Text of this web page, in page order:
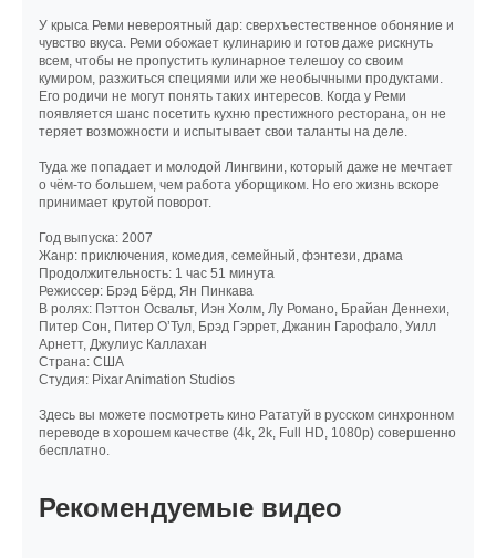
У крыса Реми невероятный дар: сверхъестественное обоняние и
чувство вкуса. Реми обожает кулинарию и готов даже рискнуть
всем, чтобы не пропустить кулинарное телешоу со своим
кумиром, разжиться специями или же необычными продуктами.
Его родичи не могут понять таких интересов. Когда у Реми
появляется шанс посетить кухню престижного ресторана, он не
теряет возможности и испытывает свои таланты на деле.
Туда же попадает и молодой Лингвини, который даже не мечтает
о чём-то большем, чем работа уборщиком. Но его жизнь вскоре
принимает крутой поворот.
Год выпуска: 2007
Жанр: приключения, комедия, семейный, фэнтези, драма
Продолжительность: 1 час 51 минута
Режиссер: Брэд Бёрд, Ян Пинкава
В ролях: Пэттон Освальт, Иэн Холм, Лу Романо, Брайан Деннехи,
Питер Сон, Питер О’Тул, Брэд Гэррет, Джанин Гарофало, Уилл
Арнетт, Джулиус Каллахан
Страна: США
Студия: Pixar Animation Studios
Здесь вы можете посмотреть кино Рататуй в русском синхронном
переводе в хорошем качестве (4k, 2k, Full HD, 1080p) совершенно
бесплатно.
Рекомендуемые видео